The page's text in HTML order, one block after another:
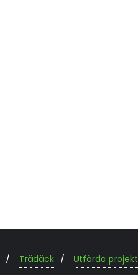
Trädäck Utförda projekt